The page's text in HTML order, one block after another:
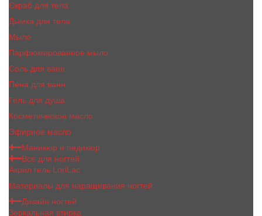
Скраб для тела
Дымка для тела
Мыло
Парфюмированное мыло
Соль для ванн
Пена для ванн
Гель для душа
Косметическое масло
Эфирное масло
Маникюр и педикюр
Все для ногтей
Акрил гель LoriLac
Материалы для наращивания ногтей
Дизайн ногтей
Зеркальная втирка